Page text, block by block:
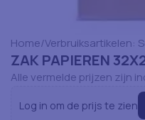
Home Verbruiksartikelen:
ZAK PAPIEREN
Alle vermelde prijzen zijn
Log in om de prijs te zien